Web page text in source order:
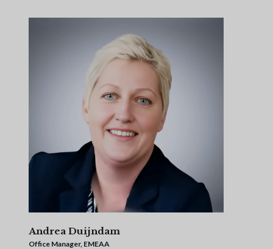
Andrea Duijndam
Office Manager, EMEAA